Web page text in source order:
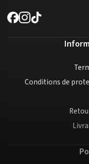
Conditions de